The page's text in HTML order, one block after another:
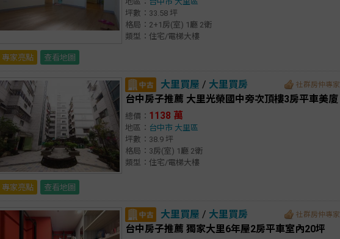
坪數：33.58 坪
格局：2+1房(室) 1廳 2衛
類型：住宅/電梯大樓
專家亮點 查看地圖
大里買屋 / 大里買房 社群房仲專家
台中房子推薦 大里光榮國中旁次頂樓3房平車美廈
總價： 1138 萬
地區： 台中市 大里區
坪數：38.9 坪
格局：3房(室) 1廳 2衛
類型：住宅/電梯大樓
專家亮點 查看地圖
大里買屋 / 大里買房 社群房仲專家
台中房子推薦 獨家大里6年屋2房平車室內20坪